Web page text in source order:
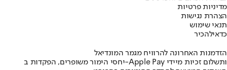
מדיניות פרטיות
הצהרת נגישות
תנאי שימוש
כדאילהכיר
הזדמנות האחרונה להרוויח מגמר המונדיאל
יחסי הימור משופרים, הפקדות ב-Apple Pay ותשלום זכיות מיידי